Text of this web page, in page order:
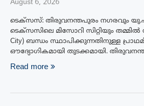
August 6, 2026
ടെക്‌സസ്‌: തിരുവനന്തപുരം നഗരവും
ടെക്സസിലെ മിസോറി സിറ്റിയും
City) ബന്ധം സ്ഥാപിക്കുന്നതിനുള്ള
ഔദ്യോഗികമായി തുടക്കമായി.
Read more